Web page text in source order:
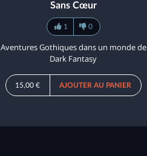
Sans Cœur
1 0
Aventures Gothiques dans un monde de
Dark Fantasy
15,00 € AJOUTER AU PANIER